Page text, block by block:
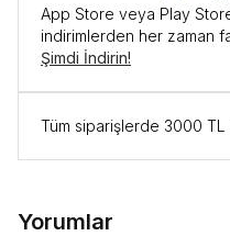
App Store veya Play
indirimlerden her zaman
Şimdi İndirin!
Tüm siparişlerde 3000 TL
Yorumlar